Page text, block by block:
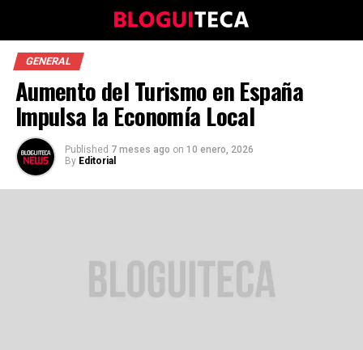
GENERAL
Aumento del Turismo en España
Impulsa la Economía Local
Published 7 meses ago on 10 enero, 2026
By Editorial